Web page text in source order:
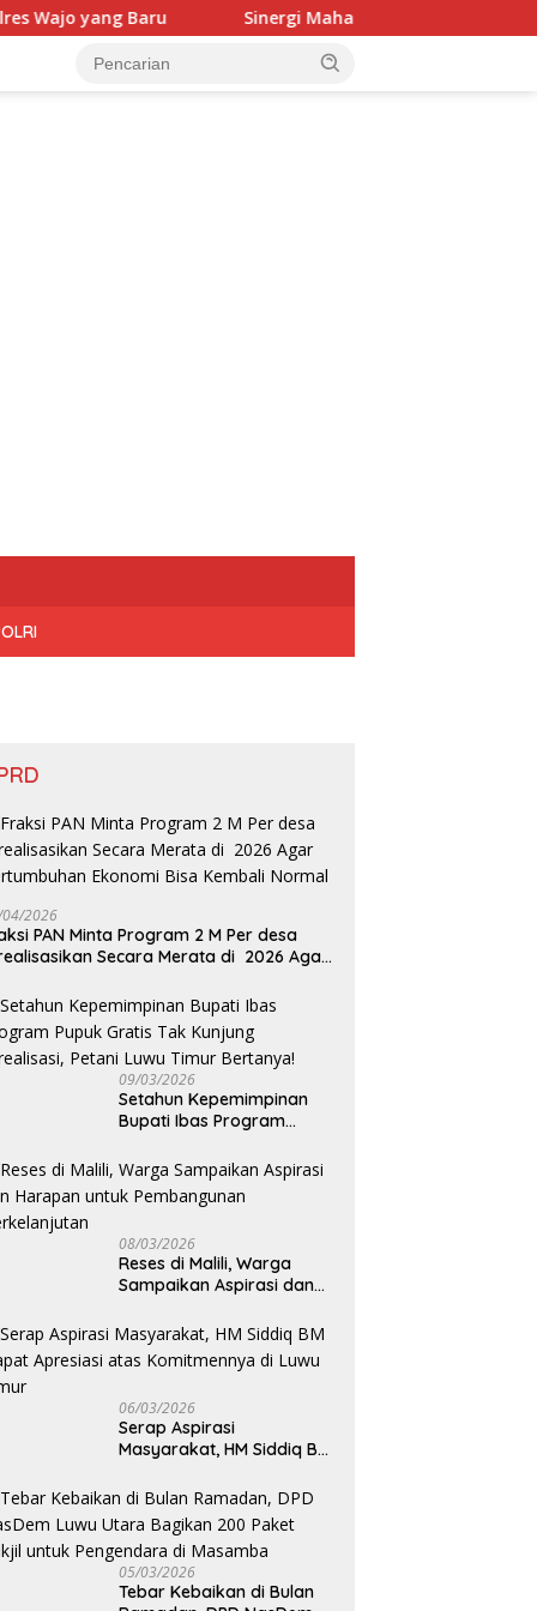
Sinergi Mahasiswa KKN Unhas dan Pemerintah, Warga
2026
PAN Minta Program 2 M Per desa
Secara Merata di 2026 Agar
09/03/2026
Setahun Kepemimpinan
Bupati Ibas Program
Direalisasi, Petani Luwu
Timur Bertanya!
08/03/2026
Reses di Malili, Warga
Sampaikan Aspirasi dan
Pembangunan
Berkelanjutan
06/03/2026
Serap Aspirasi
Masyarakat, HM Siddiq BM
Komitmennya di Luwu
Timur
05/03/2026
Tebar Kebaikan di Bulan